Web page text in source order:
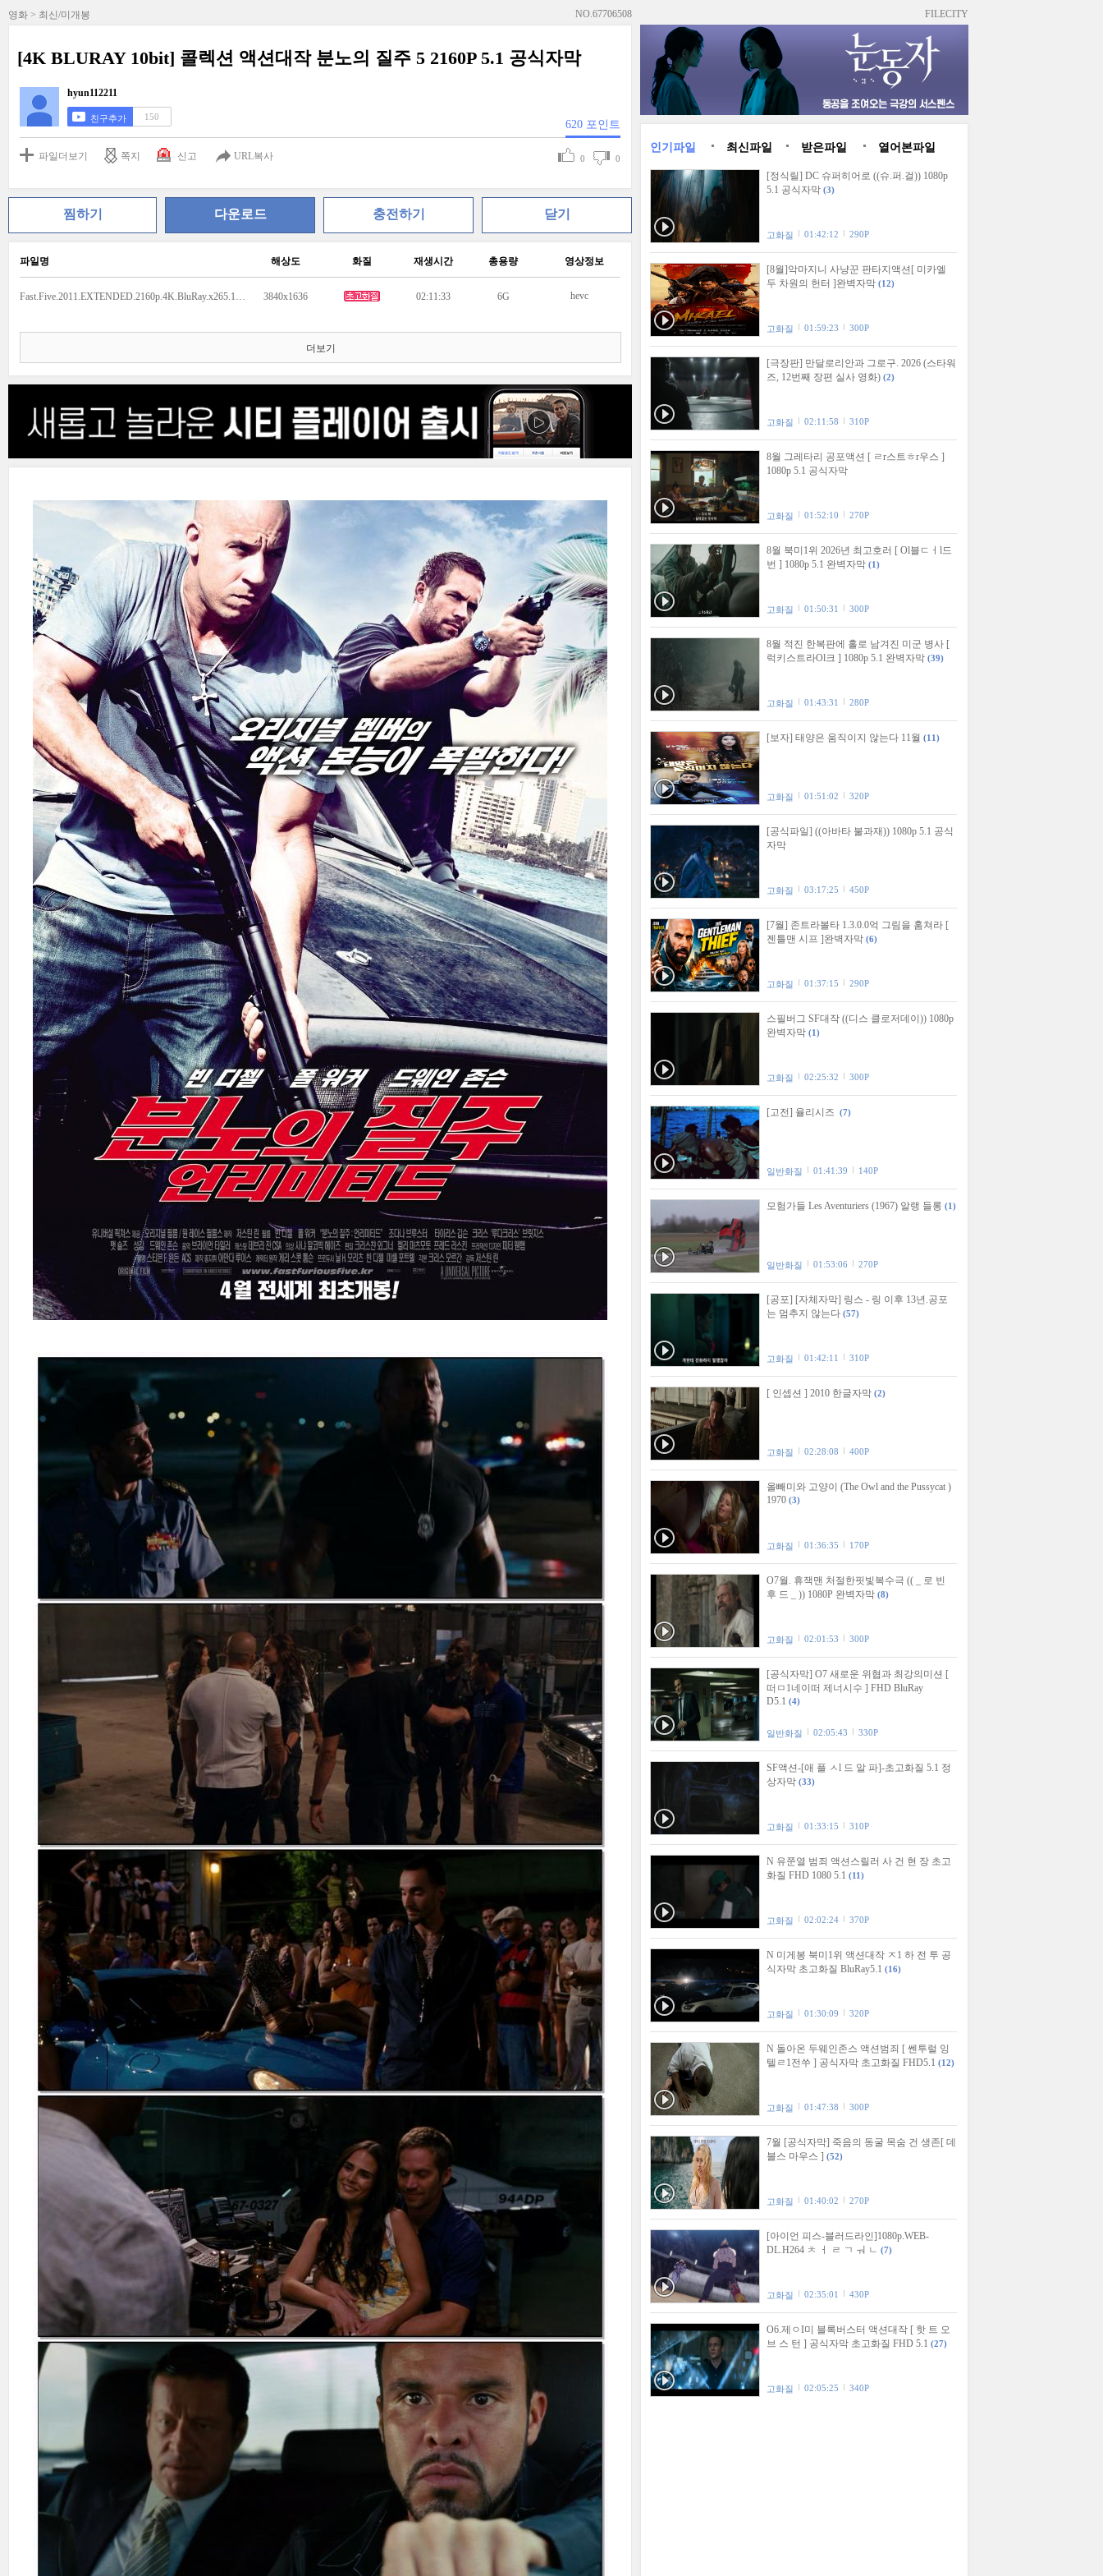
영화 > 최신/미개봉 NO.67706508
[4K BLURAY 10bit] 콜렉션 액션대작 분노의 질주 5 2160P 5.1 공식자막
hyun112211
친구추가 150
620 포인트
파일더보기 쪽지 신고 URL복사 0 0
찜하기 다운로드 충전하기 닫기
파일명 해상도 화질 재생시간 총용량 영상정보
Fast.Five.2011.EXTENDED.2160p.4K.BluRay.x265.10bit.AAC5.1.mkv 3840x1636 02:11:33 6G hevc
더보기
FILECITY
인기파일 최신파일 받은파일 열어본파일
[정식릴] DC 슈퍼히어로 ((슈.퍼.걸)) 1080p
5.1 공식자막 (3)
고화질 01:42:12 290P
[8월]악마지니 사냥꾼 판타지액션[ 미카엘
두 차원의 헌터 ]완벽자막 (12)
고화질 01:59:23 300P
[극장판] 만달로리안과 그로구. 2026 (스타워
즈, 12번째 장편 실사 영화) (2)
고화질 02:11:58 310P
8월 그레타리 공포액션 [ ㄹr스트ㅎr우스 ]
1080p 5.1 공식자막
고화질 01:52:10 270P
8월 북미1위 2026년 최고호러 [ Ol블ㄷㅓl드
번 ] 1080p 5.1 완벽자막 (1)
고화질 01:50:31 300P
8월 적진 한복판에 홀로 남겨진 미군 병사 [
럭키스트라Ol크 ] 1080p 5.1 완벽자막 (39)
고화질 01:43:31 280P
[보자] 태양은 움직이지 않는다 11월 (11)
고화질 01:51:02 320P
[공식파일] ((아바타 불과재)) 1080p 5.1 공식
자막
고화질 03:17:25 450P
[7월] 존트라볼타 1.3.0.0억 그림을 훔쳐라 [
젠틀맨 시프 ]완벽자막 (6)
고화질 01:37:15 290P
스필버그 SF대작 ((디스 클로저데이)) 1080p
완벽자막 (1)
고화질 02:25:32 300P
[고전] 율리시즈 (7)
일반화질 01:41:39 140P
모험가들 Les Aventuriers (1967) 알랭 들롱 (1)
일반화질 01:53:06 270P
[공포] [자체자막] 링스 - 링 이후 13년.공포
는 멈추지 않는다 (57)
고화질 01:42:11 310P
[ 인셉션 ] 2010 한글자막 (2)
고화질 02:28:08 400P
올빼미와 고양이 (The Owl and the Pussycat )
1970 (3)
고화질 01:36:35 170P
O7월. 휴잭맨 처절한핏빛복수극 (( _ 로 빈
후 드 _ )) 1080P 완벽자막 (8)
고화질 02:01:53 300P
[공식자막] O7 새로운 위협과 최강의미션 [
떠ㅁ1네이떠 제너시수 ] FHD BluRay
D5.1 (4)
일반화질 02:05:43 330P
SF액션-[애 플 ㅅl 드 알 파]-초고화질 5.1 정
상자막 (33)
고화질 01:33:15 310P
N 유쭌열 범죄 액션스릴러 사 건 현 장 초고
화질 FHD 1080 5.1 (11)
고화질 02:02:24 370P
N 미게봉 북미1위 액션대작 ㅈ1 하 전 투 공
식자막 초고화질 BluRay5.1 (16)
고화질 01:30:09 320P
N 돌아온 두웨인존스 액션범죄 [ 쎈투럴 잉
텔ㄹ1전쑤 ] 공식자막 초고화질 FHD5.1 (12)
고화질 01:47:38 300P
7월 [공식자막] 죽음의 동굴 목숨 건 생존[ 데
블스 마우스 ] (52)
고화질 01:40:02 270P
[아이언 피스-블러드라인]1080p.WEB-
DL.H264 ㅊ ㅓ ㄹ ㄱ ㅝ ㄴ (7)
고화질 02:35:01 430P
O6.제ㅇI미 블록버스터 액션대작 [ 핫 트 오
브 스 턴 ] 공식자막 초고화질 FHD 5.1 (27)
고화질 02:05:25 340P